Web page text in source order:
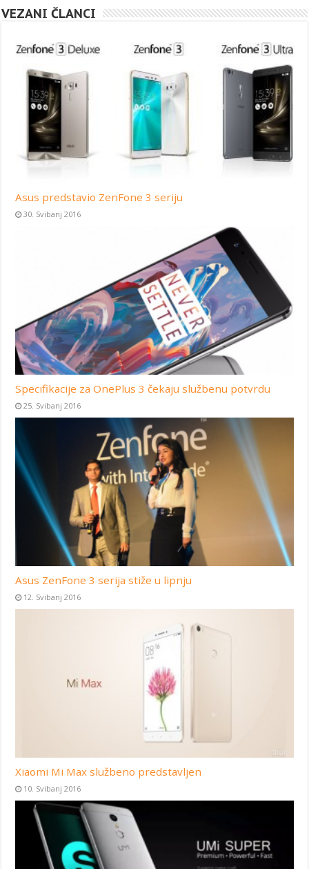
VEZANI ČLANCI
Asus predstavio ZenFone 3 seriju
30. Svibanj 2016
Specifikacije za OnePlus 3 čekaju službenu potvrdu
25. Svibanj 2016
Asus ZenFone 3 serija stiže u lipnju
12. Svibanj 2016
Xiaomi Mi Max službeno predstavljen
10. Svibanj 2016